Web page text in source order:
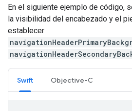
En el siguiente ejemplo de código,
la visibilidad del encabezado y el
establecer
Swift Objective-C